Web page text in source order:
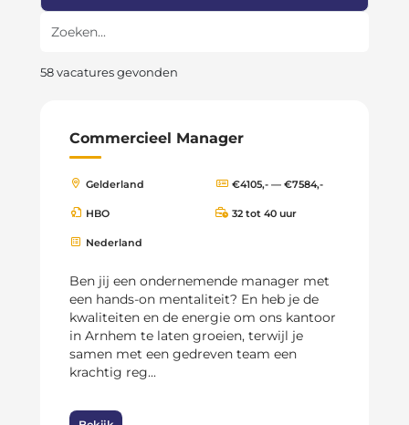
Zoeken
58 vacatures gevonden
Commercieel Manager
Gelderland €4105,- — €7584,-
HBO 32 tot 40 uur
Nederland
Ben jij een ondernemende manager met
een hands-on mentaliteit? En heb je de
kwaliteiten en de energie om ons kantoor
in Arnhem te laten groeien, terwijl je
samen met een gedreven team een
krachtig reg...